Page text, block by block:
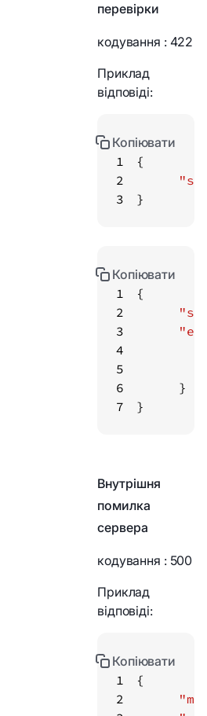
перевірки
кодування : 422
Приклад
відповіді:
1
2
3
}
Копіювати
1
2
3
4
5
6
7
}
Копіювати
Внутрішня
помилка
сервера
кодування : 500
Приклад
відповіді:
1
2
Копіювати